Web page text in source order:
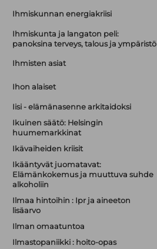
Ihmiskunnan energiakriisi
Ihmiskunta ja langaton peli:
panoksina terveys, talous ja ympäristö
Ihmisten asiat
Ihon alaiset
Iisi - elämänasenne arkitaidoksi
Ikuinen säätö: Helsingin
huumemarkkinat
Ikävaiheiden kriisit
Ikääntyvät juomatavat:
Elämänkokemus ja muuttuva suhde
alkoholiin
Ilmaa hintoihin : Ipr ja aineeton
lisäarvo
Ilman omaatuntoa
Ilmastopaniikki : hoito-opas